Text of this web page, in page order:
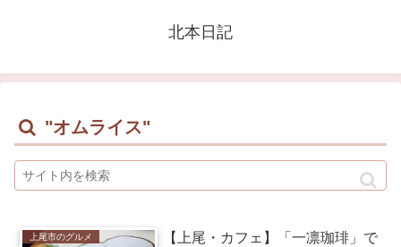
北本日記
"オムライス"
上尾市のグルメ
【上尾・カフェ】「一凛珈琲」で